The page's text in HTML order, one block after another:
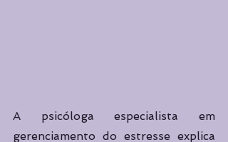
A psicóloga especialista em
gerenciamento do estresse explica